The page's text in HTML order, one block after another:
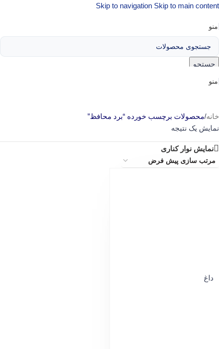
Skip to navigation Skip to main content
منو
جستجو
منو
خانه/محصولات برچسب خورده “برد محافظ”
نمایش یک نتیجه
نمایش نوار کناری
داغ